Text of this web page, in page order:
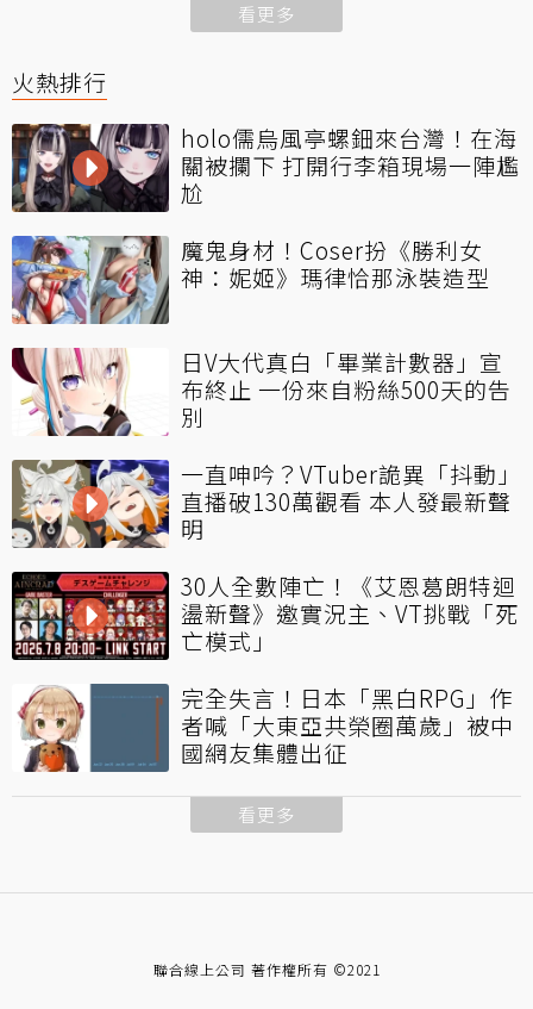
看更多
火熱排行
holo儒烏風亭螺鈿來台灣！在海
關被攔下 打開行李箱現場一陣尷
尬
魔鬼身材！Coser扮《勝利女
神：妮姬》瑪律恰那泳裝造型
日V大代真白「畢業計數器」宣
布終止 一份來自粉絲500天的告
別
一直呻吟？VTuber詭異「抖動」
直播破130萬觀看 本人發最新聲
明
30人全數陣亡！《艾恩葛朗特迴
盪新聲》邀實況主、VT挑戰「死
亡模式」
完全失言！日本「黑白RPG」作
者喊「大東亞共榮圈萬歲」被中
國網友集體出征
看更多
聯合線上公司 著作權所有 ©2021